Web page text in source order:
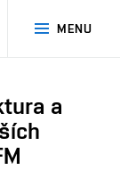
MENU
a